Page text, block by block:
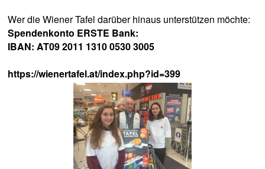
Wer die Wiener Tafel darüber hinaus unterstützen möchte:
Spendenkonto ERSTE Bank:
IBAN: AT09 2011 1310 0530 3005
https://wienertafel.at/index.php?id=399